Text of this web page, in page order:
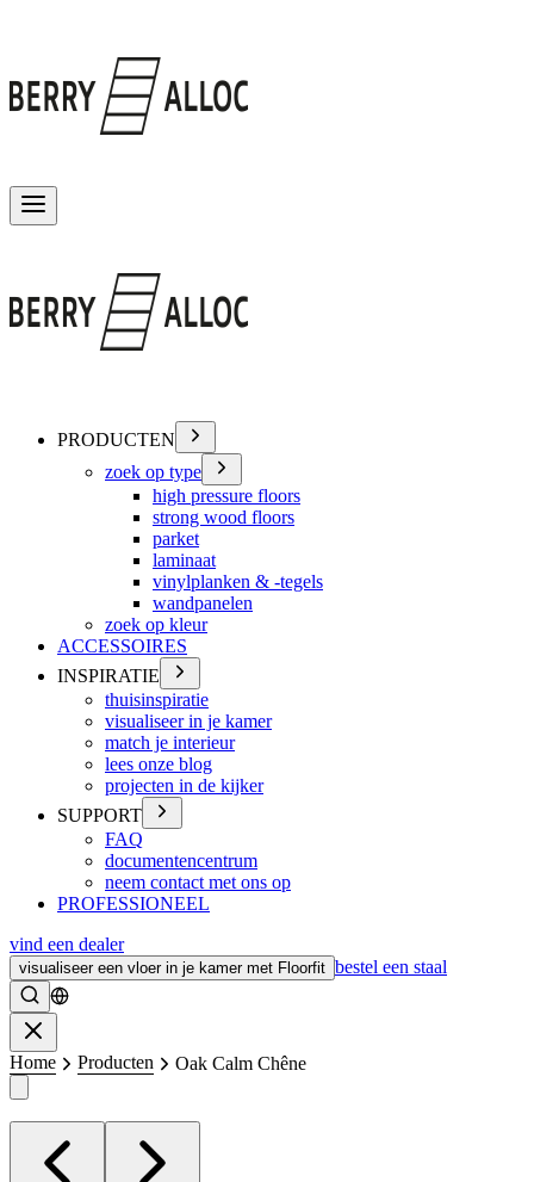
PRODUCTEN
zoek op type
high pressure floors
strong wood floors
parket
laminaat
vinylplanken & -tegels
wandpanelen
zoek op kleur
ACCESSOIRES
INSPIRATIE
thuisinspiratie
visualiseer in je kamer
match je interieur
lees onze blog
projecten in de kijker
SUPPORT
FAQ
documentencentrum
neem contact met ons op
PROFESSIONEEL
vind een dealer
visualiseer een vloer in je kamer met Floorfit bestel een staal
Zoeken
Home Producten Oak Calm Chêne